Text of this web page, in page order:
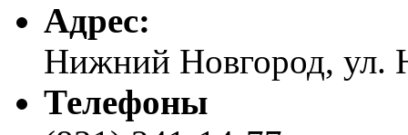
Адреc:
Нижний Новгород, ул.
Телефоны